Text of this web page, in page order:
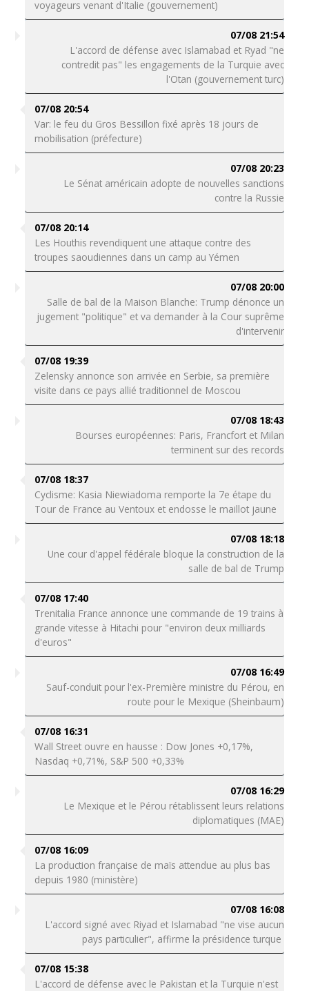
voyageurs venant d'Italie (gouvernement)
07/08 21:54
L'accord de défense avec Islamabad et Ryad "ne
contredit pas" les engagements de la Turquie avec
l'Otan (gouvernement turc)
07/08 20:54
Var: le feu du Gros Bessillon fixé après 18 jours de
mobilisation (préfecture)
07/08 20:23
Le Sénat américain adopte de nouvelles sanctions
contre la Russie
07/08 20:14
Les Houthis revendiquent une attaque contre des
troupes saoudiennes dans un camp au Yémen
07/08 20:00
Salle de bal de la Maison Blanche: Trump dénonce un
jugement "politique" et va demander à la Cour suprême
d'intervenir
07/08 19:39
Zelensky annonce son arrivée en Serbie, sa première
visite dans ce pays allié traditionnel de Moscou
07/08 18:43
Bourses européennes: Paris, Francfort et Milan
terminent sur des records
07/08 18:37
Cyclisme: Kasia Niewiadoma remporte la 7e étape du
Tour de France au Ventoux et endosse le maillot jaune
07/08 18:18
Une cour d'appel fédérale bloque la construction de la
salle de bal de Trump
07/08 17:40
Trenitalia France annonce une commande de 19 trains à
grande vitesse à Hitachi pour "environ deux milliards
d'euros"
07/08 16:49
Sauf-conduit pour l'ex-Première ministre du Pérou, en
route pour le Mexique (Sheinbaum)
07/08 16:31
Wall Street ouvre en hausse : Dow Jones +0,17%,
Nasdaq +0,71%, S&P 500 +0,33%
07/08 16:29
Le Mexique et le Pérou rétablissent leurs relations
diplomatiques (MAE)
07/08 16:09
La production française de maïs attendue au plus bas
depuis 1980 (ministère)
07/08 16:08
L'accord signé avec Riyad et Islamabad "ne vise aucun
pays particulier", affirme la présidence turque
07/08 15:38
L'accord de défense avec le Pakistan et la Turquie n'est